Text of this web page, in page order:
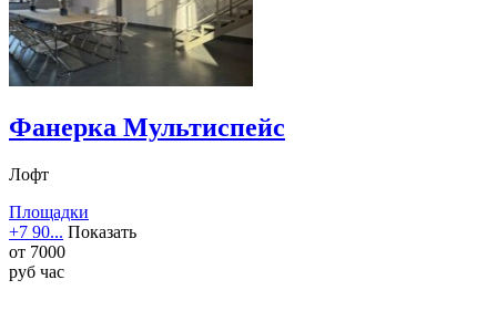
Фанерка Мультиспейс
Лофт
Площадки
+7 90... Показать
от 7000
руб час